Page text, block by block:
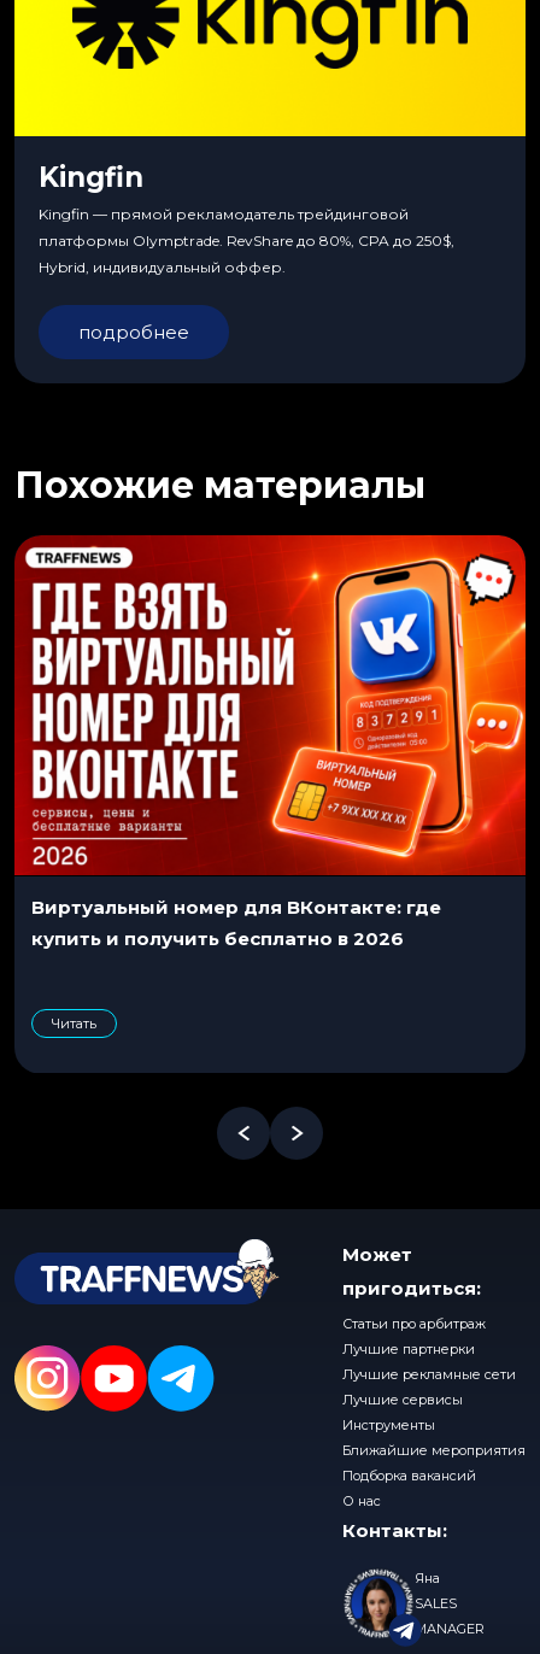
Kingfin
Kingfin — прямой рекламодатель трейдинговой
платформы Olymptrade. RevShare до 80%, CPA до 250$,
Hybrid, индивидуальный оффер.
подробнее
Похожие материалы
Виртуальный номер для ВКонтакте: где
купить и получить бесплатно в 2026
Читать
Может
пригодиться:
Статьи про арбитраж
Лучшие партнерки
Лучшие рекламные сети
Лучшие сервисы
Инструменты
Ближайшие мероприятия
Подборка вакансий
О нас
Контакты:
Яна
SALES
MANAGER